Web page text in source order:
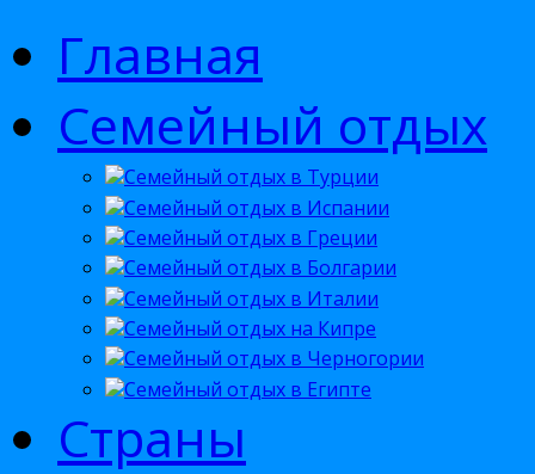
Главная
Семейный отдых
Семейный отдых в Турции
Семейный отдых в Испании
Семейный отдых в Греции
Семейный отдых в Болгарии
Семейный отдых в Италии
Семейный отдых на Кипре
Семейный отдых в Черногории
Семейный отдых в Египте
Страны